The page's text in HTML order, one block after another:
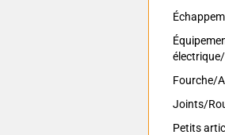
Fourche/
Joints/
Petits